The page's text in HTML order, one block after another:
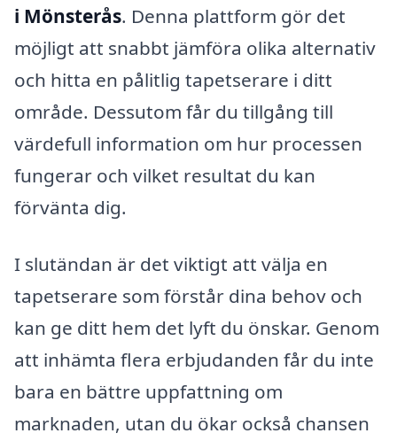
i Mönsterås. Denna plattform gör det
möjligt att snabbt jämföra olika alternativ
och hitta en pålitlig tapetserare i ditt
område. Dessutom får du tillgång till
värdefull information om hur processen
fungerar och vilket resultat du kan
förvänta dig.
I slutändan är det viktigt att välja en
tapetserare som förstår dina behov och
kan ge ditt hem det lyft du önskar. Genom
att inhämta flera erbjudanden får du inte
bara en bättre uppfattning om
marknaden, utan du ökar också chansen